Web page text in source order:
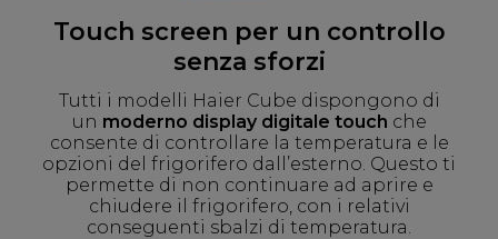
Touch screen per un controllo
senza sforzi
Tutti i modelli Haier Cube dispongono di
un moderno display digitale touch che
consente di controllare la temperatura e le
opzioni del frigorifero dall’esterno. Questo ti
permette di non continuare ad aprire e
chiudere il frigorifero, con i relativi
conseguenti sbalzi di temperatura.